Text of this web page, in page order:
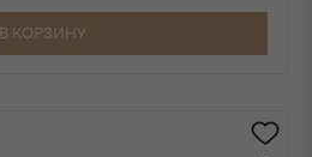
В КОРЗИНУ